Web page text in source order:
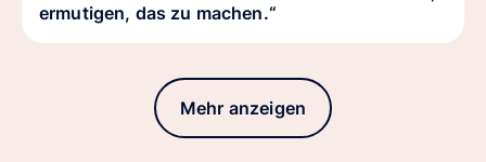
ermutigen, das zu machen.“
Mehr anzeigen